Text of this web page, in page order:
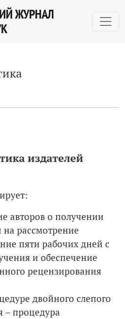
ЖУРНАЛ
издателей
авторов о получении
на рассмотрение
пяти рабочих дней с
и обеспечение
рецензирования
двойного слепого
– процедура